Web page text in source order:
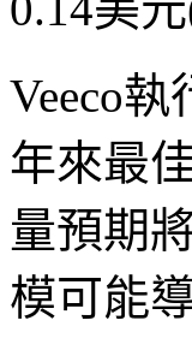
Veeco
年來最
量預期
模可能